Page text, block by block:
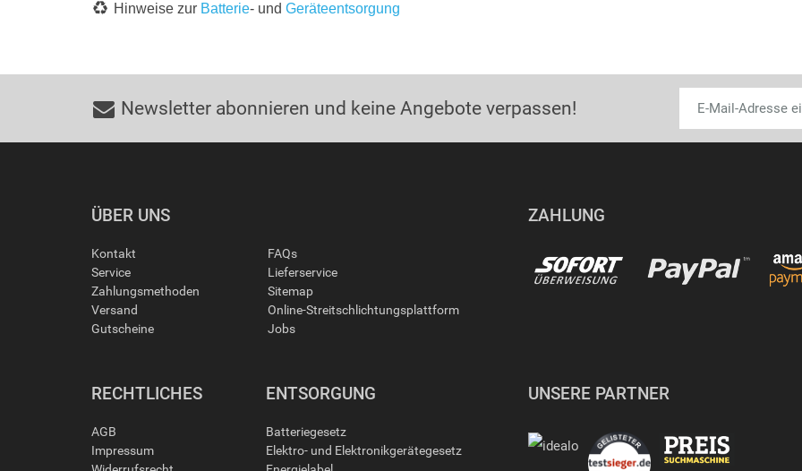
Hinweise zur Batterie- und Geräteentsorgung
Newsletter abonnieren und keine Angebote verpassen!
ÜBER UNS
Kontakt
Service
Zahlungsmethoden
Versand
Gutscheine
FAQs
Lieferservice
Sitemap
Online-Streitschlichtungsplattform
Jobs
ZAHLUNG
RECHTLICHES
AGB
Impressum
ENTSORGUNG
Batteriegesetz
Elektro- und Elektronikgerätegesetz
UNSERE PARTNER